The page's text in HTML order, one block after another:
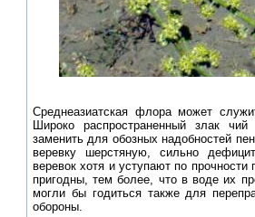
Среднеазиатская флора может
Широко распространенный злак
заменить для обозных надобностей
веревку шерстяную, сильно
веревок хотя и уступают по
пригодны, тем более, что в воде их
могли бы годиться также для
обороны.